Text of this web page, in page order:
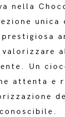
nella
Un
attenta e